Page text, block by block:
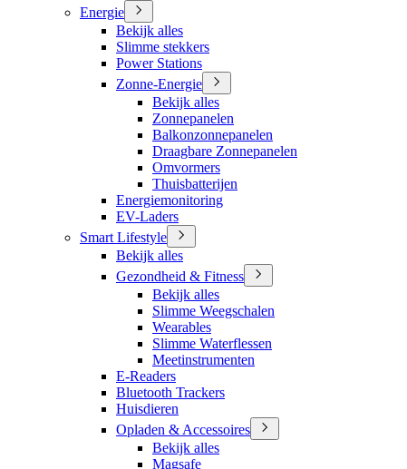
Energie
Bekijk alles
Slimme stekkers
Power Stations
Zonne-Energie
Bekijk alles
Zonnepanelen
Balkonzonnepanelen
Draagbare Zonnepanelen
Omvormers
Thuisbatterijen
Energiemonitoring
EV-Laders
Smart Lifestyle
Bekijk alles
Gezondheid & Fitness
Bekijk alles
Slimme Weegschalen
Wearables
Slimme Waterflessen
Meetinstrumenten
E-Readers
Bluetooth Trackers
Huisdieren
Opladen & Accessoires
Bekijk alles
Magsafe